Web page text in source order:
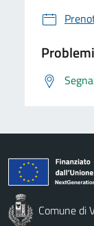
Comune di